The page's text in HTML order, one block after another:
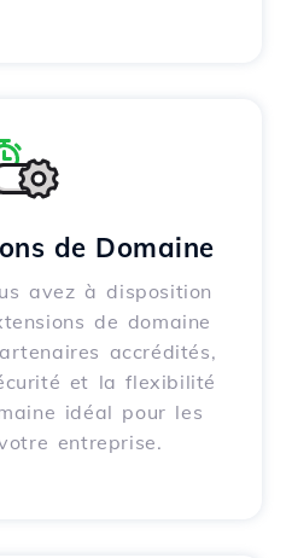
de Domaine
avez à disposition
de domaine
accrédités,
et la flexibilité
idéal pour les
entreprise.